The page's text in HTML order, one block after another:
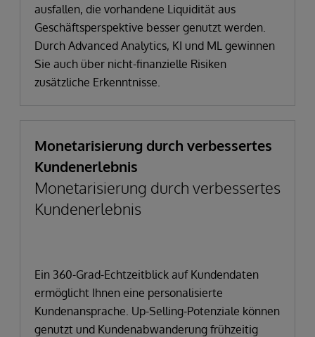
ausfallen, die vorhandene Liquidität aus
Geschäftsperspektive besser genutzt werden.
Durch Advanced Analytics, KI und ML gewinnen
Sie auch über nicht-finanzielle Risiken
zusätzliche Erkenntnisse.
Monetarisierung durch verbessertes
Kundenerlebnis
Monetarisierung durch verbessertes
Kundenerlebnis
Ein 360-Grad-Echtzeitblick auf Kundendaten
ermöglicht Ihnen eine personalisierte
Kundenansprache. Up-Selling-Potenziale können
genutzt und Kundenabwanderung frühzeitig